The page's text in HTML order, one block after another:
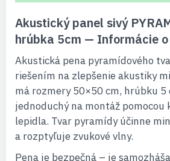
Akustický panel sivý
hrúbka 5cm — Informácie
Akustická pena pyramídového
riešením na zlepšenie akustiky
má rozmery 50×50 cm, hrúbku 5
jednoduchý na montáž pomocou
lepidla. Tvar pyramídy účinne
a rozptyľuje zvukové vlny.
Pena je bezpečná – je